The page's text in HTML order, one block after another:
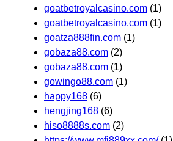
goatbetroyalcasino.com (1)
goatbetroyalcasino.com (1)
goatza888fin.com (1)
gobaza88.com (2)
gobaza88.com (1)
gowingo88.com (1)
happy168 (6)
hengjing168 (6)
hiso8888s.com (2)